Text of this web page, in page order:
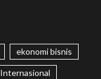
ekonomi bisnis
Internasional